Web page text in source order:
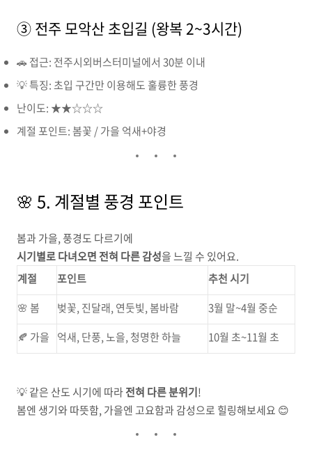
③ 전주 모악산 초입길 (왕복 2~3시간)
🚗 접근: 전주시외버스터미널에서 30분 이내
💡 특징: 초입 구간만 이용해도 훌륭한 풍경
난이도: ★★☆☆☆
계절 포인트: 봄꽃 / 가을 억새+야경
🌸 5. 계절별 풍경 포인트
봄과 가을, 풍경도 다르기에
시기별로 다녀오면 전혀 다른 감성을 느낄 수 있어요.
계절
포인트
추천 시기
🌸 봄
벚꽃, 진달래, 연둣빛, 봄바람
3월 말~4월 중순
🍂 가을 억새, 단풍, 노을, 청명한 하늘 10월 초~11월 초
💡 같은 산도 시기에 따라전혀 다른 분위기!
봄엔 생기와 따뜻함, 가을엔 고요함과 감성으로 힐링해보세요 😊